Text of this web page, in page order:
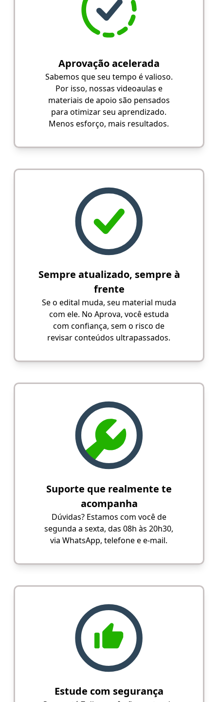
Aprovação acelerada
Sabemos que seu tempo é valioso.
Por isso, nossas videoaulas e
materiais de apoio são pensados
para otimizar seu aprendizado.
Menos esforço, mais resultados.
Sempre atualizado, sempre à
frente
Se o edital muda, seu material muda
com ele. No Aprova, você estuda
com confiança, sem o risco de
revisar conteúdos ultrapassados.
Suporte que realmente te
acompanha
Dúvidas? Estamos com você de
segunda a sexta, das 08h às 20h30,
via WhatsApp, telefone e e-mail.
Estude com segurança